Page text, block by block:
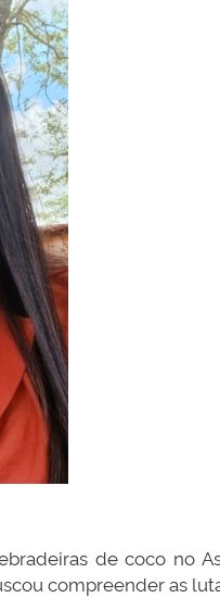
de coco no
compreender as